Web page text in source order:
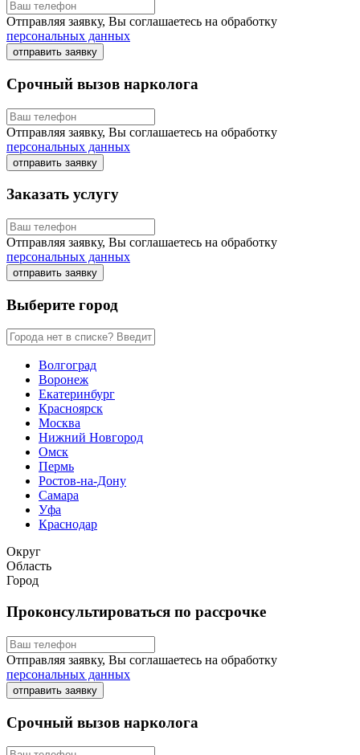
Отправляя заявку, Вы соглашаетесь на обработку
персональных данных
отправить заявку
Срочный вызов нарколога
Отправляя заявку, Вы соглашаетесь на обработку
персональных данных
отправить заявку
Заказать услугу
Отправляя заявку, Вы соглашаетесь на обработку
персональных данных
отправить заявку
Выберите город
Волгоград
Воронеж
Екатеринбург
Красноярск
Москва
Нижний Новгород
Омск
Пермь
Ростов-на-Дону
Самара
Уфа
Краснодар
Округ
Область
Город
Проконсультироваться по рассрочке
Отправляя заявку, Вы соглашаетесь на обработку
персональных данных
отправить заявку
Срочный вызов нарколога